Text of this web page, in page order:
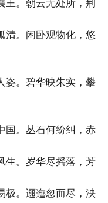
。朝云无处所，荆
。闲卧观物化，悠
。碧华映朱实，攀
。丛石何纷纠，赤
。岁华尽摇落，芳
。逦迤忽而尽，泱